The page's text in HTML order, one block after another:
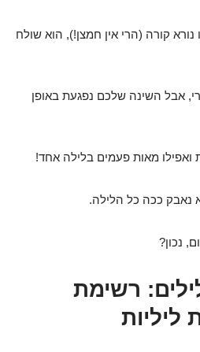
קורה (הרי אין חמצן!), הוא שולח
אבל השינה שלכם נפגעת באופן
ואפילו מאות פעמים בלילה אחד!
נאבק ככה כל הלילה.
נכון?
רשימת
ליליות